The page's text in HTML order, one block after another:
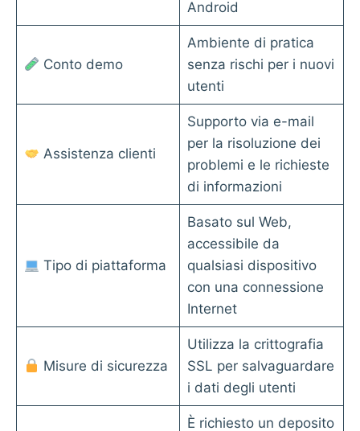
Android
Conto demo
Ambiente di pratica
senza rischi per i nuovi
utenti
Assistenza clienti
Supporto via e-mail
per la risoluzione dei
problemi e le richieste
di informazioni
Tipo di piattaforma
Basato sul Web,
accessibile da
qualsiasi dispositivo
con una connessione
Internet
Misure di sicurezza
Utilizza la crittografia
SSL per salvaguardare
i dati degli utenti
È richiesto un deposito